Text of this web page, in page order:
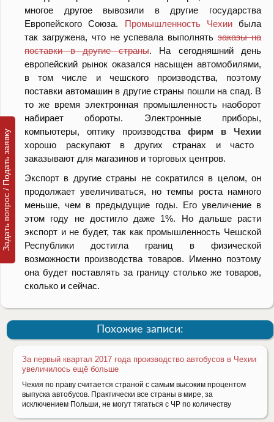
многое другое вывозили в другие государства
Европейского Союза. Промышленность Чехиибыла
так загружена, что не успевала выполнятьзаказы на
поставки в другие страны. На сегодняшний день
европейский рынок оказался насыщен автомобилями,
в том числе и чешского производства, поэтому
поставки автомашин в другие страны пошли на спад. В
то же время электронная промышленность наоборот
набирает обороты. Электронные приборы,
компьютеры, оптику производства фирм в Чехии
хорошо раскупают в других странах и часто
заказывают для магазинов и торговых центров.
Экспорт в другие страны не сократился в целом, он
продолжает увеличиваться, но темпы роста намного
меньше, чем в предыдущие годы. Его увеличение в
этом году не достигло даже 1%. Но дальше расти
экспорт и не будет, так как промышленность Чешской
Республики достигла границ в физической
возможности производства товаров. Именно поэтому
она будет поставлять за границу столько же товаров,
сколько и сейчас.
Похожие записи:
За первый квартал 2017 года производство автобусов в Чехии
увеличилось ещё больше
Чехия по праву считается страной с самым высоким процентом
выпуска автобусов. Практически все страны в мире, за
исключением Польши, не могут тягаться с ЧР по количеству
Задать вопрос / Подать заявку